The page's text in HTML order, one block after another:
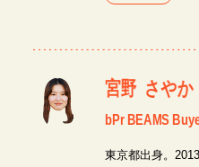
宮野 さやか
bPr BEAMS
東京都出身。